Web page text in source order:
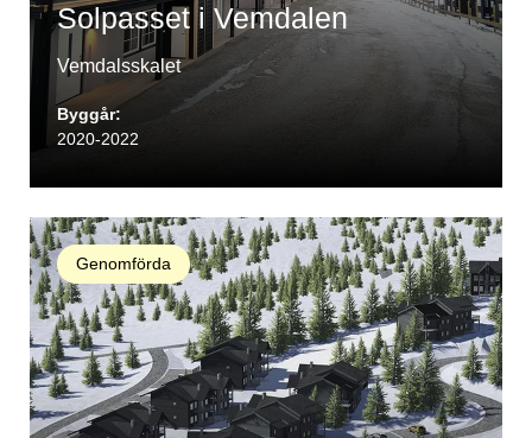
Solpasset i Vemdalen
Vemdalsskalet
Byggår:
2020-2022
Genomförda